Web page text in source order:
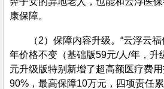
康保障。
（2）保障内容升级。“云浮云福
年价格不变（基础版59元/人/年，升
元升级版特别新增了超高额医疗费
90%，最高保障10万元，四项责任累